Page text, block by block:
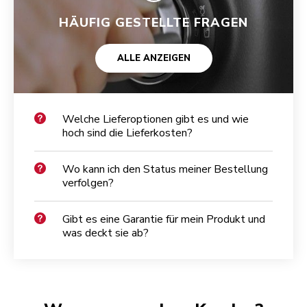
HÄUFIG GESTELLTE FRAGEN
ALLE ANZEIGEN
Welche Lieferoptionen gibt es und wie
hoch sind die Lieferkosten?
Wo kann ich den Status meiner Bestellung
verfolgen?
Gibt es eine Garantie für mein Produkt und
was deckt sie ab?